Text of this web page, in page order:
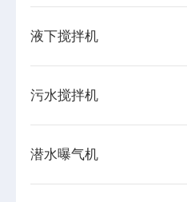
液下搅拌机
污水搅拌机
潜水曝气机